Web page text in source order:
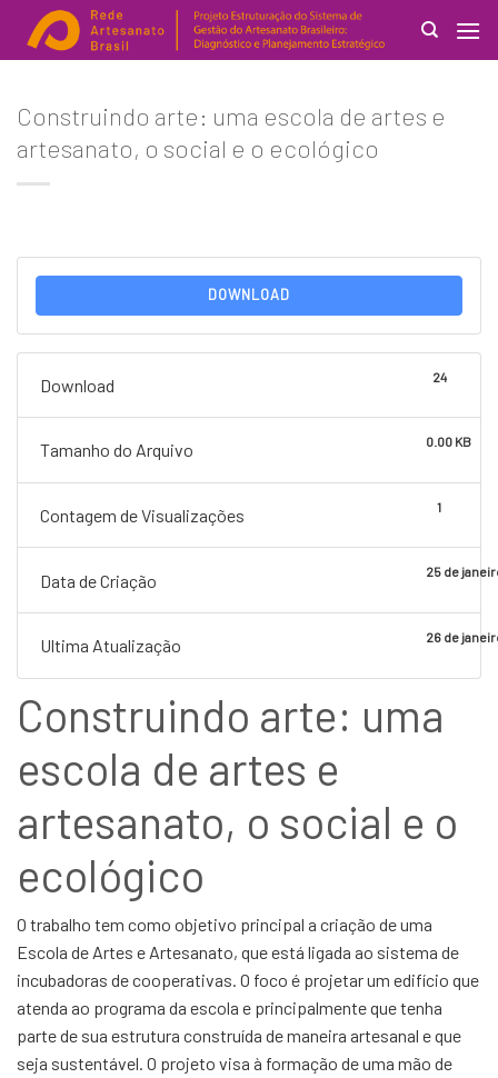
for:
Construindo arte: uma escola de artes e
artesanato, o social e o ecológico
DOWNLOAD
Download 24
Tamanho do Arquivo 0.00 KB
Contagem de Visualizações 1
Data de Criação 25 de
Ultima Atualização 26 de
Construindo arte: uma
escola de artes e
artesanato, o social e o
ecológico
O trabalho tem como objetivo principal a criação de uma
Escola de Artes e Artesanato, que está ligada ao sistema de
incubadoras de cooperativas. O foco é projetar um edifício que
atenda ao programa da escola e principalmente que tenha
parte de sua estrutura construída de maneira artesanal e que
seja sustentável. O projeto visa à formação de uma mão de